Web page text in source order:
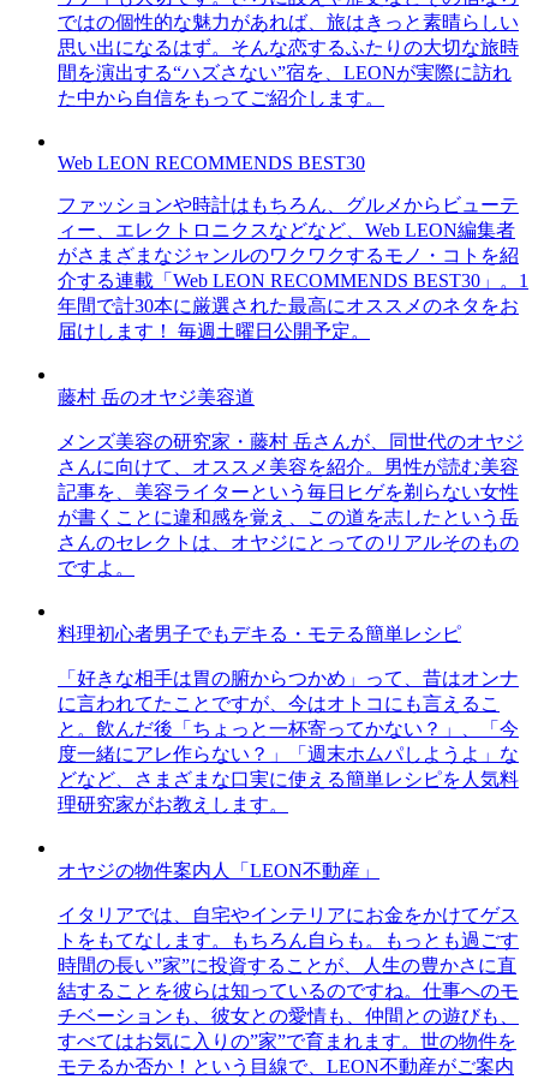
ではの個性的な魅力があれば、旅はきっと素晴らしい
思い出になるはず。そんな恋するふたりの大切な旅時
間を演出する“ハズさない”宿を、LEONが実際に訪れ
た中から自信をもってご紹介します。
Web LEON RECOMMENDS BEST30
ファッションや時計はもちろん、グルメからビューテ
ィー、エレクトロニクスなどなど、Web LEON編集者
がさまざまなジャンルのワクワクするモノ・コトを紹
介する連載「Web LEON RECOMMENDS BEST30」。1
年間で計30本に厳選された最高にオススメのネタをお
届けします！ 毎週土曜日公開予定。
藤村 岳のオヤジ美容道
メンズ美容の研究家・藤村 岳さんが、同世代のオヤジ
さんに向けて、オススメ美容を紹介。男性が読む美容
記事を、美容ライターという毎日ヒゲを剃らない女性
が書くことに違和感を覚え、この道を志したという岳
さんのセレクトは、オヤジにとってのリアルそのもの
ですよ。
料理初心者男子でもデキる・モテる簡単レシピ
「好きな相手は胃の腑からつかめ」って、昔はオンナ
に言われてたことですが、今はオトコにも言えるこ
と。飲んだ後「ちょっと一杯寄ってかない？」、「今
度一緒にアレ作らない？」「週末ホムパしようよ」な
どなど、さまざまな口実に使える簡単レシピを人気料
理研究家がお教えします。
オヤジの物件案内人「LEON不動産」
イタリアでは、自宅やインテリアにお金をかけてゲス
トをもてなします。もちろん自らも。もっとも過ごす
時間の長い”家”に投資することが、人生の豊かさに直
結することを彼らは知っているのですね。仕事へのモ
チベーションも、彼女との愛情も、仲間との遊びも、
すべてはお気に入りの”家”で育まれます。世の物件を
モテるか否か！という目線で、LEON不動産がご案内